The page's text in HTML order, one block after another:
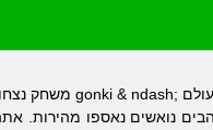
משחק באינטרנטgonki